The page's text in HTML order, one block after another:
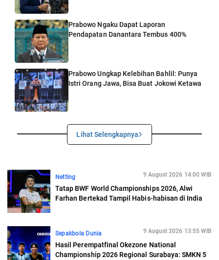
Prabowo Ngaku Dapat Laporan
Pendapatan Danantara Tembus 400%
Prabowo Ungkap Kelebihan Bahlil: Punya
Istri Orang Jawa, Bisa Buat Jokowi Ketawa
Lihat Selengkapnya
Netting 9 August 2026 14:00 WIB
Tatap BWF World Championships 2026, Alwi
Farhan Bertekad Tampil Habis-habisan di India
Sepakbola Dunia 9 August 2026 13:55 WIB
Hasil Perempatfinal Okezone National
Championship 2026 Regional Surabaya: SMKN 5